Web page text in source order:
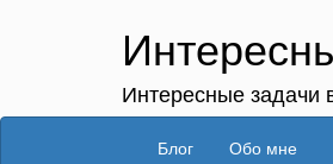
Интересные задачи
Блог Обо мне